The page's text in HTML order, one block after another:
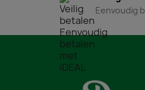
Eenvoudig